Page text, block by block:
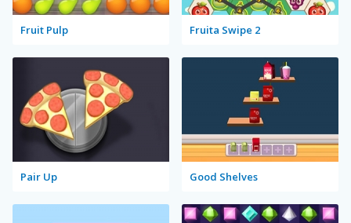
Fruit Pulp Fruita Swipe 2
Pair Up Good Shelves